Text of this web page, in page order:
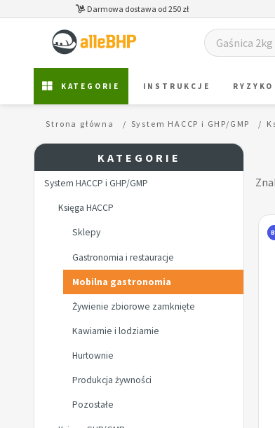
Darmowa dostawa od 250 zł
KATEGORIE INSTRUKCJE RYZYKO
Strona główna System HACCP i GHP/GMP
KATEGORIE
System HACCP i GHP/GMP
Księga HACCP
Sklepy
Gastronomia i restauracje
Mobilna gastronomia
Żywienie zbiorowe zamknięte
Kawiarnie i lodziarnie
Hurtownie
Produkcja żywności
Pozostałe